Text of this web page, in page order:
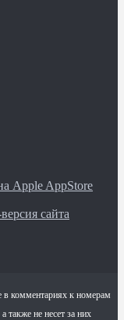
в комментариях к номерам
также не несет за них